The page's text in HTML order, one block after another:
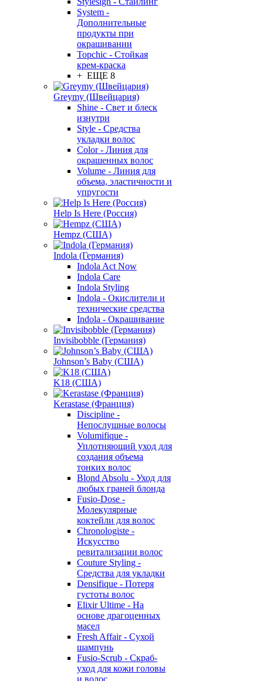
System -
Дополнительные
продукты при
окрашивании
Topchic - Стойкая
крем-краска
+ ЕЩЕ 8
Greymy (Швейцария)
Shine - Свет и блеск
изнутри
Style - Средства
укладки волос
Color - Линия для
окрашенных волос
Volume - Линия для
объема, эластичности и
упругости
Help Is Here (Россия)
Hempz (США)
Indola (Германия)
Indola Act Now
Indola Care
Indola Styling
Indola - Окислители и
технические средства
Indola - Окрашивание
Invisibobble (Германия)
Johnson’s Baby (США)
K18 (США)
Kerastase (Франция)
Discipline -
Непослушные волосы
Volumifique -
Уплотняющий уход для
создания объема
тонких волос
Blond Absolu - Уход для
любых граней блонда
Fusio-Dose -
Молекулярные
коктейли для волос
Chronologiste -
Искусство
ревитализации волос
Couture Styling -
Средства для укладки
Densifique - Потеря
густоты волос
Elixir Ultime - На
основе драгоценных
масел
Fresh Affair - Сухой
шампунь
Fusio-Scrub - Скраб-
уход для кожи головы
и волос